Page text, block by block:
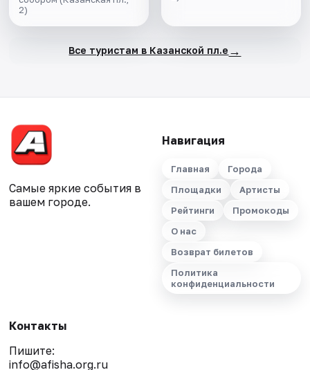
кирхой.
2)
Все туристам в Казанской пл.е →
Самые яркие события в
вашем городе.
Навигация
Главная
Города
Площадки
Артисты
Рейтинги
Промокоды
О нас
Возврат билетов
Политика
конфиденциальности
Контакты
Пишите:
info@afisha.org.ru